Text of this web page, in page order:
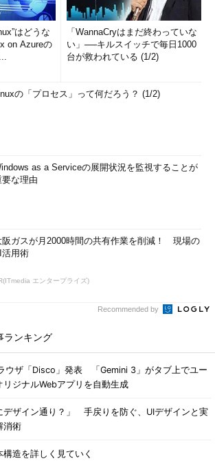
はどうな
on Azureの
「WannaCryはまだ終わっていな
い」──キルスイッチで毎日1000
台が救われている (1/2)
の「プロセス」って何だろう？ (1/2)
as a Serviceの展開状況を監視することが
要な理由
阪ガスが月2000時間の共有作業を削減！ 現場の
活用術
エンタープライズ)
Recommended by
ランキング
ウザ「Disco」発表 「Gemini 3」がタブ上でユー
リジナルWebアプリを自動生成
デザイン通り？」 手戻りを防ぐ、UIデザインと実
消術
造を詳しく見ていく